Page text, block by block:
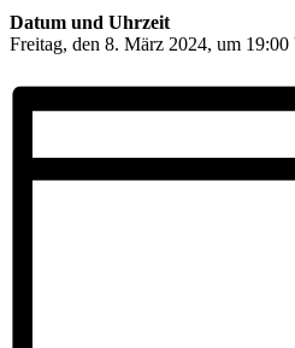
Datum und Uhrzeit
Freitag, den 8. März 2024, um 19:00